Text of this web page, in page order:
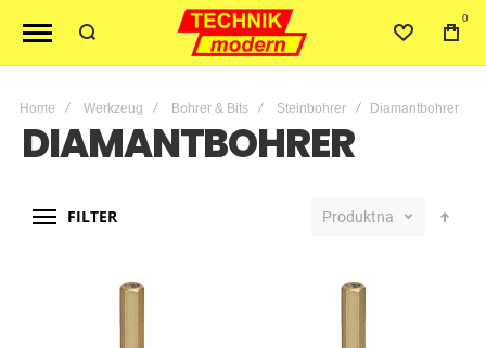
0
Home Werkzeug Bohrer & Bits Steinbohrer Diamantbohrer
DIAMANTBOHRER
FILTER Produktname